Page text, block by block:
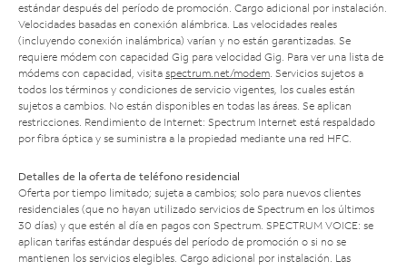
estándar después del período de promoción. Cargo adicional por instalación.
Velocidades basadas en conexión alámbrica. Las velocidades reales
(incluyendo conexión inalámbrica) varían y no están garantizadas. Se
requiere módem con capacidad Gig para velocidad Gig. Para ver una lista de
módems con capacidad, visita spectrum.net/modem. Servicios sujetos a
todos los términos y condiciones de servicio vigentes, los cuales están
sujetos a cambios. No están disponibles en todas las áreas. Se aplican
restricciones. Rendimiento de Internet: Spectrum Internet está respaldado
por fibra óptica y se suministra a la propiedad mediante una red HFC.
Detalles de la oferta de teléfono residencial
Oferta por tiempo limitado; sujeta a cambios; solo para nuevos clientes
residenciales (que no hayan utilizado servicios de Spectrum en los últimos
30 días) y que estén al día en pagos con Spectrum. SPECTRUM VOICE: se
aplican tarifas estándar después del período de promoción o si no se
mantienen los servicios elegibles. Cargo adicional por instalación. Las